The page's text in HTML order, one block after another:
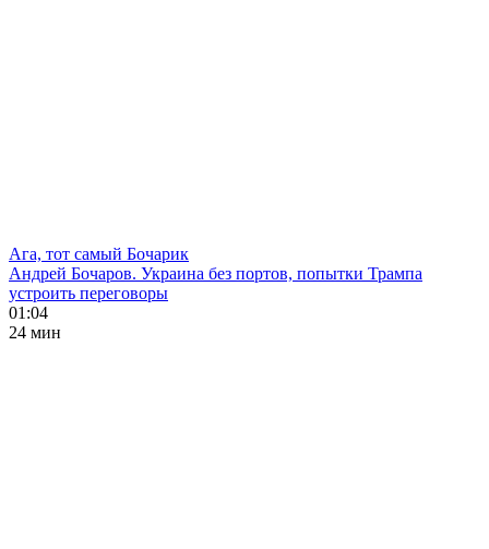
Ага, тот самый Бочарик
Андрей Бочаров. Украина без портов, попытки Трампа
устроить переговоры
01:04
24 мин